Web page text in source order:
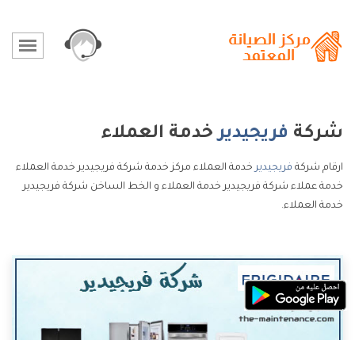
شركة فريجيديرخدمة العملاء
ارقام شركة فريجيدير خدمة العملاء مركز خدمة شركة فريجيدير خدمة العملاء
خدمة عملاء شركة فريجيدير خدمة العملاء و الخط الساخن شركة فريجيدير
خدمة العملاء.